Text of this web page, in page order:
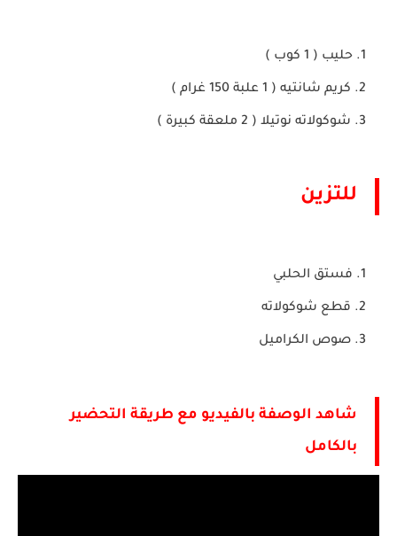
حليب ( 1 كوب )
كريم شانتيه ( 1 علبة 150 غرام )
شوكولاته نوتيلا ( 2 ملعقة كبيرة )
للتزين
فستق الحلبي
قطع شوكولاته
صوص الكراميل
شاهد الوصفة بالفيديو مع طريقة التحضير
بالكامل